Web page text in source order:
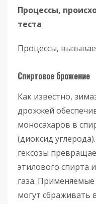
Процессы,
теста
Процессы,
Спиртовое брожение
Как известно,
дрожжей
моносахаров в
(диоксид
гексозы
этилового спирта
газа.
могут сбраживать